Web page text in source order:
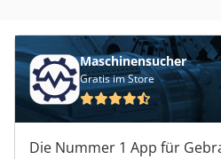
Maschinensucher
Gratis im Store
Die Nummer 1 App für